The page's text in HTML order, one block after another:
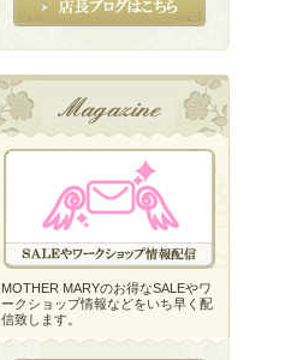
MOTHER MARYのお得なSALEやワ
ークショップ情報などをいち早く配
信致します。